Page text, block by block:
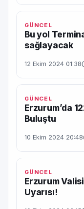
GÜNCEL
Bu yol
sağlayacak
12 Ekim 2024 01:38
GÜNCEL
Erzurum’da
Buluştu
10 Ekim 2024 20:48
GÜNCEL
Erzurum
Uyarısı!